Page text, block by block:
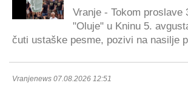
Vranje - Tokom proslave
"Oluje" u Kninu 5.
čuti ustaške pesme, pozivi na nasilje
Vranjenews 07.08.2026 12:51